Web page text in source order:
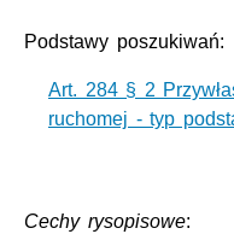
Podstawy poszukiwań:
Art. 284 § 2
ruchomej - typ
Cechy rysopisowe: